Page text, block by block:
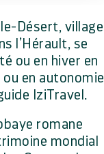
Désert, village
l’Hérault, se
ou en hiver en
en autonomie
IziTravel.
romane
mondial